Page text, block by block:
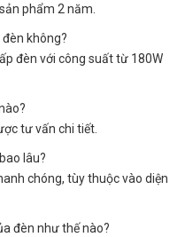
phẩm 2 năm.
không?
đèn với công suất từ 180W
tư vấn chi tiết.
lâu?
chóng, tùy thuộc vào diện
đèn như thế nào?